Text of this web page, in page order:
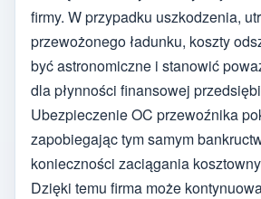
firmy. W przypadku uszkodzenia,
przewożonego ładunku, koszty
być astronomiczne i stanowić
dla płynności finansowej
Ubezpieczenie OC przewoźnika
zapobiegając tym samym
konieczności zaciągania
Dzięki temu firma może